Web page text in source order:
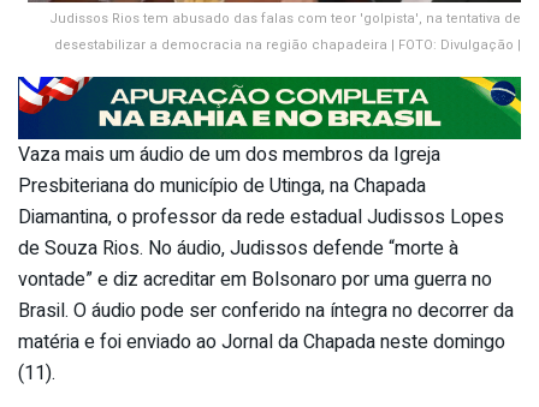
Judissos Rios tem abusado das falas com teor 'golpista', na tentativa de
desestabilizar a democracia na região chapadeira | FOTO: Divulgação |
Vaza mais um áudio de um dos membros da Igreja
Presbiteriana do município de Utinga, na Chapada
Diamantina, o professor da rede estadual Judissos Lopes
de Souza Rios. No áudio, Judissos defende “morte à
vontade” e diz acreditar em Bolsonaro por uma guerra no
Brasil. O áudio pode ser conferido na íntegra no decorrer da
matéria e foi enviado ao Jornal da Chapada neste domingo
(11).